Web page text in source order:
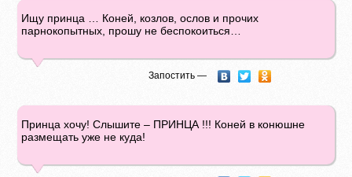
Ищу принца … Коней, козлов, ослов и прочих
парнокопытных, прошу не беспокоиться…
Запостить —
Принца хочу! Слышите – ПРИНЦА !!! Коней в конюшне
размещать уже не куда!